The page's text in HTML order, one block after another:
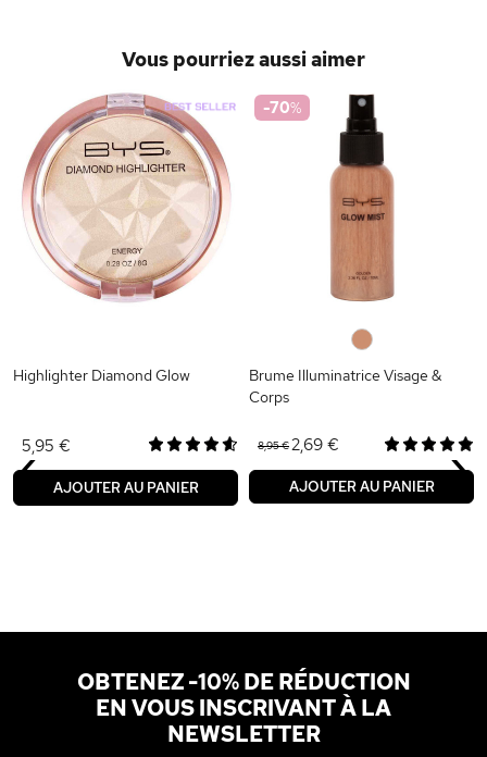
Vous pourriez aussi aimer
Highlighter Diamond Glow
5,95 €
AJOUTER AU PANIER
-70%
Brume Illuminatrice Visage &
Corps
8,95 €2,69 €
AJOUTER AU PANIER
‹ ›
OBTENEZ -10% DE RÉDUCTION
EN VOUS INSCRIVANT À LA
NEWSLETTER